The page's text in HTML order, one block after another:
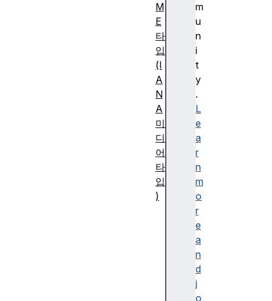
m
u
n
i
t
y
.
L
e
a
r
n
m
o
r
e
a
n
d
j
o
M
E
타
입
(I
A
N
A
미
디
어
타
입
)